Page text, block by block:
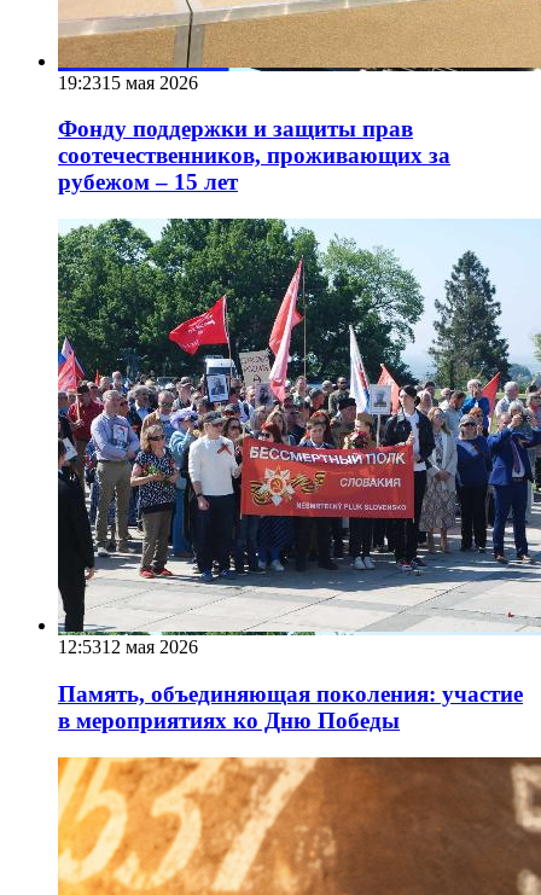
19:2315 мая 2026
Фонду поддержки и защиты прав
соотечественников, проживающих за
рубежом – 15 лет
12:5312 мая 2026
Память, объединяющая поколения: участие
в мероприятиях ко Дню Победы